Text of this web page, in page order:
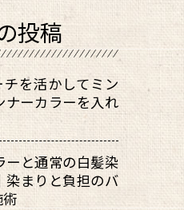
の投稿
を活かしてミン
ナーカラーを入れ
ーと通常の白髪染
染まりと負担のバ